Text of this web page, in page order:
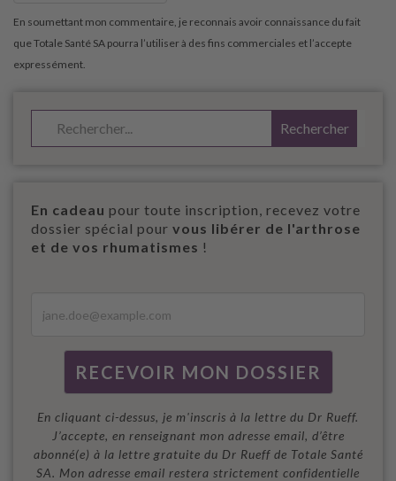
En cadeau pour toute inscription, recevez votre
dossier spécial pour vous libérer de l'arthrose
et de vos rhumatismes !
En cliquant ci-dessus, je m'inscris à la lettre du Dr Rueff.
J’accepte, en renseignant mon adresse email, d’être
abonné(e) à la lettre gratuite du Dr Rueff de Totale Santé
SA. Mon adresse email restera strictement confidentielle